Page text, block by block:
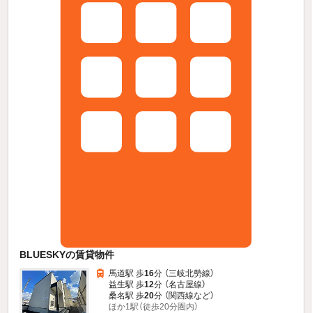
BLUESKYの賃貸物件
馬道駅 歩16分 （三岐北勢線）
益生駅 歩12分 （名古屋線）
桑名駅 歩20分 （関西線など）
ほか1駅（徒歩20分圏内）